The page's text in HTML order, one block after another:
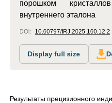
порошком
внутреннего эталона
DOI: 10.60797/IRJ.2025.160.12.2
Display full size
Результаты прецизионного